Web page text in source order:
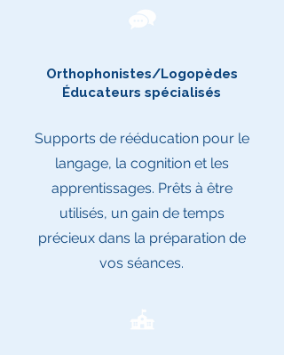
Orthophonistes/Logopèdes
Éducateurs spécialisés
Supports de rééducation pour le
langage, la cognition et les
apprentissages. Prêts à être
utilisés, un gain de temps
précieux dans la préparation de
vos séances.